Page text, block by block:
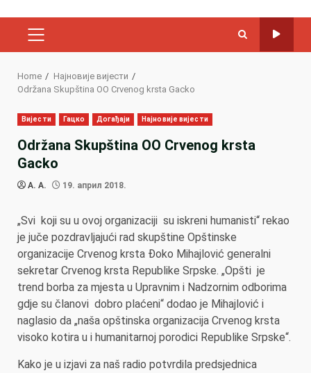
PRIMARY
Home
Најновије вијести
Održana Skupština OO Crvenog krsta Gacko
Вијести Гацко Догађаји Најновије вијести
Održana Skupština OO Crvenog krsta
Gacko
A. A. 19. април 2018.
„Svi koji su u ovoj organizaciji su iskreni humanisti“ rekao
je juče pozdravljajući rad skupštine Opštinske
organizacije Crvenog krsta Đoko Mihajlović generalni
sekretar Crvenog krsta Republike Srpske. „Opšti je
trend borba za mjesta u Upravnim i Nadzornim odborima
gdje su članovi dobro plaćeni“ dodao je Mihajlović i
naglasio da „naša opštinska organizacija Crvenog krsta
visoko kotira u i humanitarnoj porodici Republike Srpske“.
Kako je u izjavi za naš radio potvrdila predsjednica